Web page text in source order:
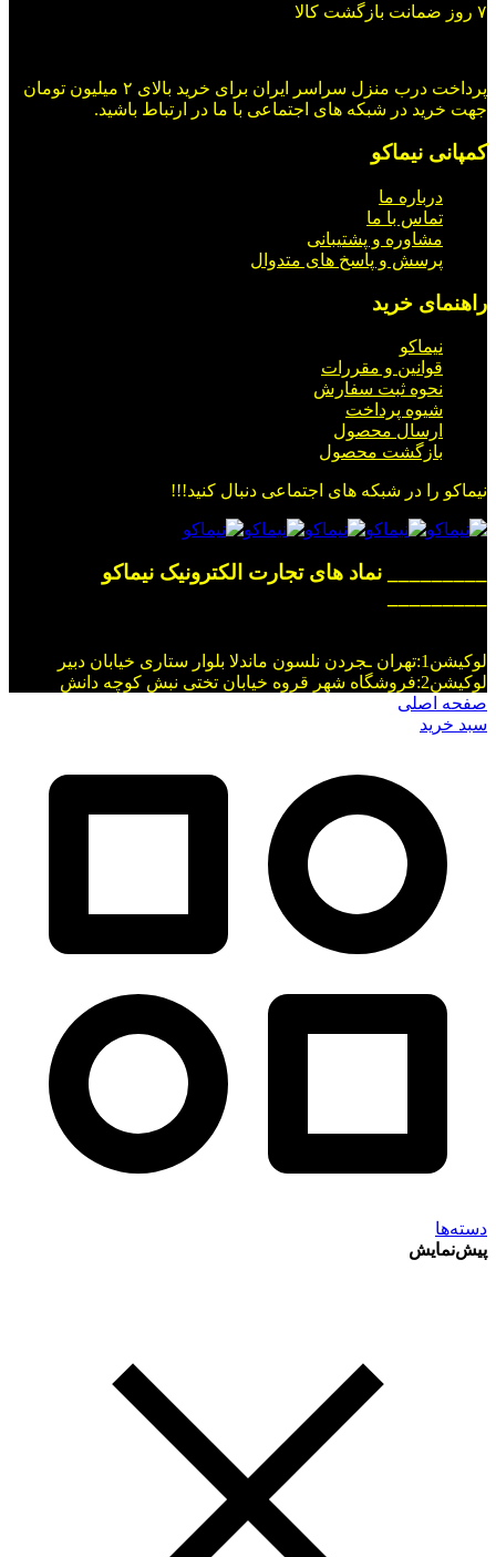
۷ روز ضمانت بازگشت کالا
پرداخت درب منزل سراسر ایران برای خرید بالای ۲ میلیون تومان
جهت خرید در شبکه های اجتماعی با ما در ارتباط باشید.
کمپانی نیماکو
درباره ما
تماس با ما
مشاوره و پشتیبانی
پرسش و پاسخ های متدوال
راهنمای خرید
نیماکو
قوانین و مقررات
نحوه ثبت سفارش
شیوه پرداخت
ارسال محصول
بازگشت محصول
نیماکو را در شبکه های اجتماعی دنبال کنید!!!
_________ نماد های تجارت الکترونیک نیماکو
لوکیشن1:تهران ـجردن نلسون ماندلا بلوار ستاری خیابان دبیر
لوکیشن2:فروشگاه شهر قروه خیابان تختی نبش کوچه دانش
صفحه اصلی
سبد خرید
دسته‌ها
پیش‌نمایش